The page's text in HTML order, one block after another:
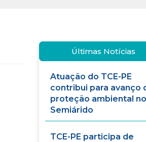
Últimas Notícias
Atuação do TCE-PE
contribui para avanço
proteção ambiental no
Semiárido
TCE-PE participa de